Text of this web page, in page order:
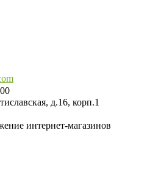
д.16, корп.1
интернет-магазинов